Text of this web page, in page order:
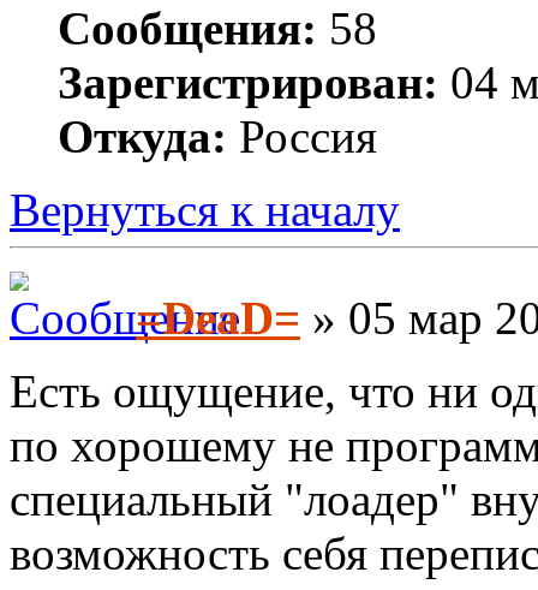
Сообщения: 58
Зарегистрирован: 04
Откуда: Россия
Вернуться к началу
=DeaD= » 05 мар
Есть ощущение, что ни
по хорошему не
специальный "лоадер"
возможность себя